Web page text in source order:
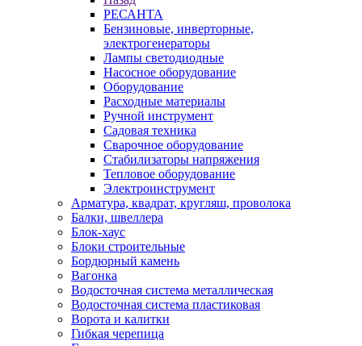
РЕСАНТА
Бензиновые, инверторные,
электрогенераторы
Лампы светодиодные
Насосное оборудование
Оборудование
Расходные материалы
Ручной инструмент
Садовая техника
Сварочное оборудование
Стабилизаторы напряжения
Тепловое оборудование
Электроинструмент
Арматура, квадрат, кругляш, проволока
Балки, швеллера
Блок-хаус
Блоки строительные
Бордюрный камень
Вагонка
Водосточная система металлическая
Водосточная система пластиковая
Ворота и калитки
Гибкая черепица